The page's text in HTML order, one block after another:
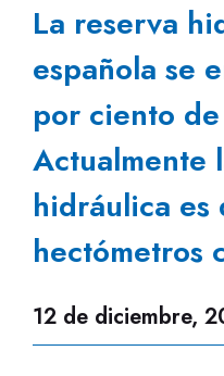
La reserva
española se
por ciento
Actualmente
hidráulica
hectómetros
12 de diciembre,